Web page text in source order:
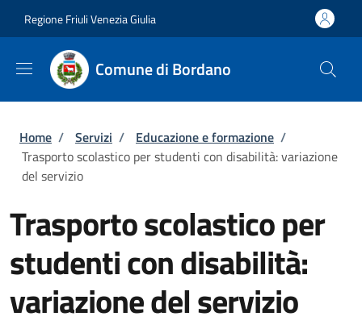
Regione Friuli Venezia Giulia
Comune di Bordano
Briciole di pane
Home / Servizi / Educazione e formazione /
Trasporto scolastico per studenti con disabilità: variazione
del servizio
Trasporto scolastico per
studenti con disabilità:
variazione del servizio